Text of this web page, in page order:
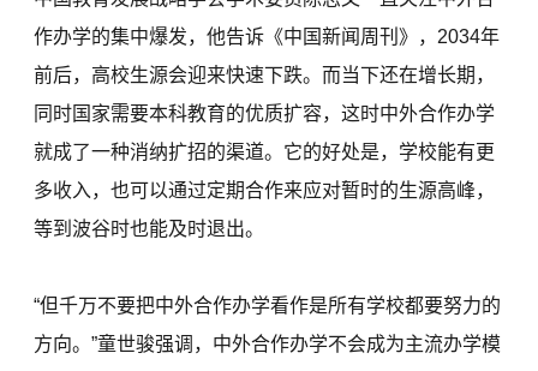
作办学的集中爆发，他告诉《中国新闻周刊》，2034年
前后，高校生源会迎来快速下跌。而当下还在增长期，
同时国家需要本科教育的优质扩容，这时中外合作办学
就成了一种消纳扩招的渠道。它的好处是，学校能有更
多收入，也可以通过定期合作来应对暂时的生源高峰，
等到波谷时也能及时退出。
“但千万不要把中外合作办学看作是所有学校都要努力的
方向。”童世骏强调，中外合作办学不会成为主流办学模